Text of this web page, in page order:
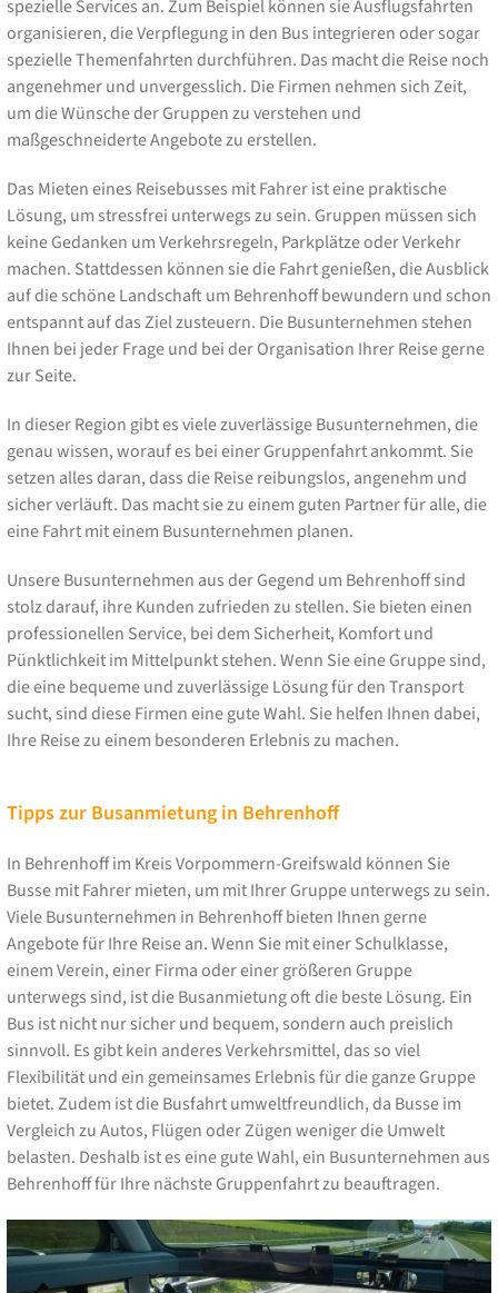
spezielle Services an. Zum Beispiel können sie Ausflugsfahrten
organisieren, die Verpflegung in den Bus integrieren oder sogar
spezielle Themenfahrten durchführen. Das macht die Reise noch
angenehmer und unvergesslich. Die Firmen nehmen sich Zeit,
um die Wünsche der Gruppen zu verstehen und
maßgeschneiderte Angebote zu erstellen.
Das Mieten eines Reisebusses mit Fahrer ist eine praktische
Lösung, um stressfrei unterwegs zu sein. Gruppen müssen sich
keine Gedanken um Verkehrsregeln, Parkplätze oder Verkehr
machen. Stattdessen können sie die Fahrt genießen, die Ausblick
auf die schöne Landschaft um Behrenhoff bewundern und schon
entspannt auf das Ziel zusteuern. Die Busunternehmen stehen
Ihnen bei jeder Frage und bei der Organisation Ihrer Reise gerne
zur Seite.
In dieser Region gibt es viele zuverlässige Busunternehmen, die
genau wissen, worauf es bei einer Gruppenfahrt ankommt. Sie
setzen alles daran, dass die Reise reibungslos, angenehm und
sicher verläuft. Das macht sie zu einem guten Partner für alle, die
eine Fahrt mit einem Busunternehmen planen.
Unsere Busunternehmen aus der Gegend um Behrenhoff sind
stolz darauf, ihre Kunden zufrieden zu stellen. Sie bieten einen
professionellen Service, bei dem Sicherheit, Komfort und
Pünktlichkeit im Mittelpunkt stehen. Wenn Sie eine Gruppe sind,
die eine bequeme und zuverlässige Lösung für den Transport
sucht, sind diese Firmen eine gute Wahl. Sie helfen Ihnen dabei,
Ihre Reise zu einem besonderen Erlebnis zu machen.
Tipps zur Busanmietung in Behrenhoff
In Behrenhoff im Kreis Vorpommern-Greifswald können Sie
Busse mit Fahrer mieten, um mit Ihrer Gruppe unterwegs zu sein.
Viele Busunternehmen in Behrenhoff bieten Ihnen gerne
Angebote für Ihre Reise an. Wenn Sie mit einer Schulklasse,
einem Verein, einer Firma oder einer größeren Gruppe
unterwegs sind, ist die Busanmietung oft die beste Lösung. Ein
Bus ist nicht nur sicher und bequem, sondern auch preislich
sinnvoll. Es gibt kein anderes Verkehrsmittel, das so viel
Flexibilität und ein gemeinsames Erlebnis für die ganze Gruppe
bietet. Zudem ist die Busfahrt umweltfreundlich, da Busse im
Vergleich zu Autos, Flügen oder Zügen weniger die Umwelt
belasten. Deshalb ist es eine gute Wahl, ein Busunternehmen aus
Behrenhoff für Ihre nächste Gruppenfahrt zu beauftragen.